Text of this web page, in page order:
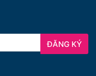
ĐĂNG KÝ